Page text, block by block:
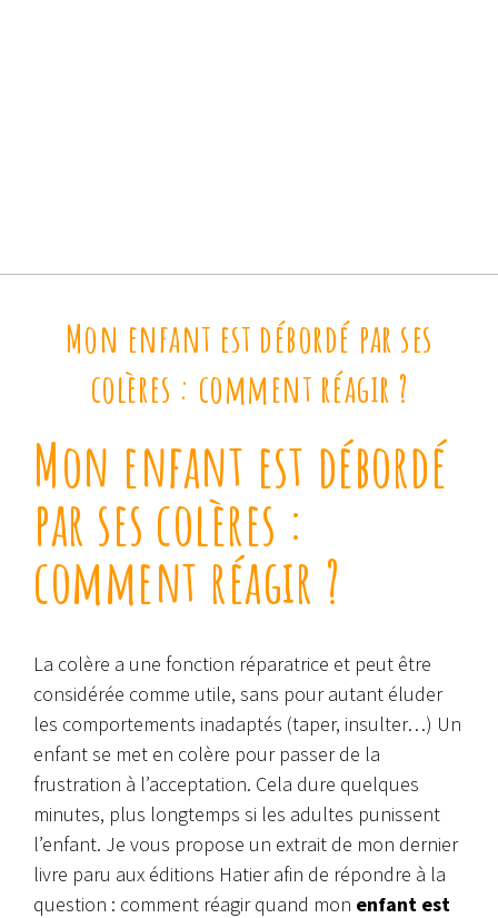
Mon enfant est débordé par ses
colères : comment réagir ?
Mon enfant est débordé
par ses colères :
comment réagir ?
La colère a une fonction réparatrice et peut être
considérée comme utile, sans pour autant éluder
les comportements inadaptés (taper, insulter…) Un
enfant se met en colère pour passer de la
frustration à l’acceptation. Cela dure quelques
minutes, plus longtemps si les adultes punissent
l’enfant. Je vous propose un extrait de mon dernier
livre paru aux éditions Hatier afin de répondre à la
question : comment réagir quand mon enfant est